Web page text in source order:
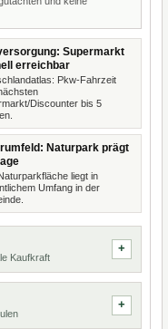
Supermarkt
erreichbar
Pkw-Fahrzeit
Discounter bis 5
Naturpark prägt
liegt in
Umfang in der
Kaufkraft